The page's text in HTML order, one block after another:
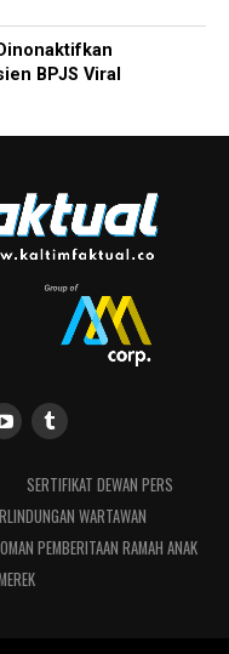
BPJS Viral
SERTIFIKAT DEWAN PERS
WARTAWAN
PEMBERITAAN RAMAH ANAK